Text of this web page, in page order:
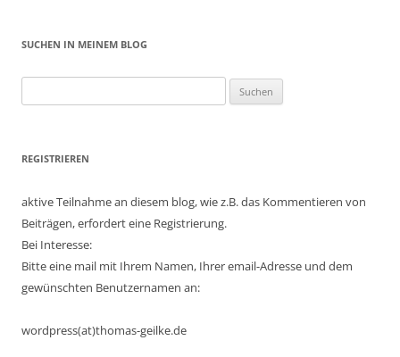
SUCHEN IN MEINEM BLOG
nach:
REGISTRIEREN
aktive Teilnahme an diesem blog, wie z.B. das Kommentieren von
Beiträgen, erfordert eine Registrierung.
Bei Interesse:
Bitte eine mail mit Ihrem Namen, Ihrer email-Adresse und dem
gewünschten Benutzernamen an:
wordpress(at)thomas-geilke.de